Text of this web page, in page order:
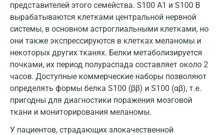
представителей этого семейства. S100 A1 и S100 B
вырабатываются клетками центральной нервной
системы, в основном астроглиальными клетками, но
они также экспрессируются в клетках меланомы и
некоторых других тканях. Белки метаболизируется
почками, их период полураспада составляет около 2
часов. Доступные коммерческие наборы позволяют
определять формы белка S100 (ββ) и S100 (αβ), т.е.
пригодны для диагностики поражения мозговой
ткани и мониторирования меланомы.
У пациентов, страдающих злокачественной
Геленджик
Голубое
Дзержинск
Дзержинский
Дмитров
Долгопрудный
Домодедово